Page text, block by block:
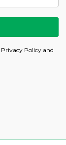
Privacy Policy and